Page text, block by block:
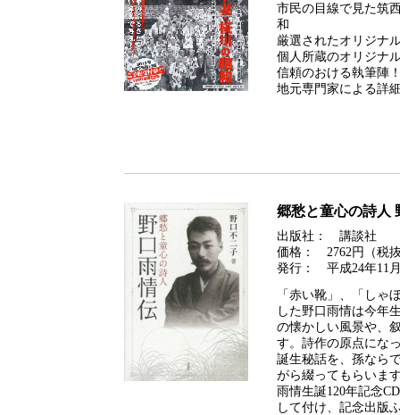
市民の目線で見た筑
和
厳選されたオリジナ
個人所蔵のオリジナ
信頼のおける執筆陣
地元専門家による詳
郷愁と童心の詩人
出版社： 講談社
価格： 2762円（税
発行： 平成24年11
「赤い靴」、「しゃ
した野口雨情は今年
の懐かしい風景や、
す。詩作の原点にな
誕生秘話を、孫なら
がら綴ってもらいま
雨情生誕120年記念
して付け、記念出版